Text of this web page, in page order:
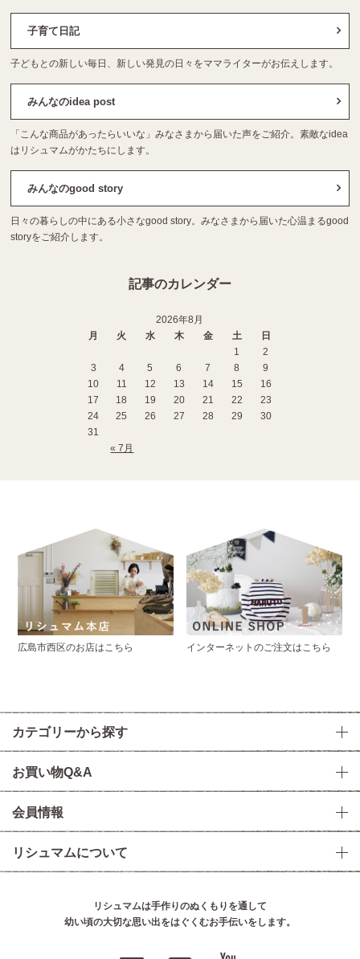
子育て日記
子どもとの新しい毎日、新しい発見の日々をママライターがお伝えします。
みんなのidea post
「こんな商品があったらいいな」みなさまから届いた声をご紹介。素敵なidea
はリシュマムがかたちにします。
みんなのgood story
日々の暮らしの中にある小さなgood story。みなさまから届いた心温まるgood
storyをご紹介します。
記事のカレンダー
2026年8月
月
火 水 木 金 土 日
« 7月
1
2
3
4 5 6 7 8
9
10
11 12 13 14 15
16
17
18 19 20 21 22
23
24
25 26 27 28 29
30
31
広島市西区のお店はこちら インターネットのご注文はこちら
カテゴリーから探す
お買い物Q&A
会員情報
リシュマムについて
リシュマムは手作りのぬくもりを通して
幼い頃の大切な思い出をはぐくむお手伝いをします。